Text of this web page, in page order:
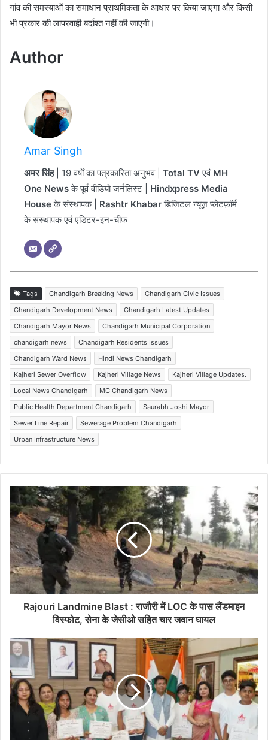
गांव की समस्याओं का समाधान प्राथमिकता के आधार पर किया जाएगा और किसी
भी प्रकार की लापरवाही बर्दाश्त नहीं की जाएगी।
Author
Amar Singh
अमर सिंह| 19 वर्षों का पत्रकारिता अनुभव | Total TVएवं MH
One Newsके पूर्व वीडियो जर्नलिस्ट | Hindxpress Media
Houseके संस्थापक | Rashtr Khabarडिजिटल न्यूज़ प्लेटफ़ॉर्म
के संस्थापक एवं एडिटर-इन-चीफ
Tags Chandigarh Breaking News
Chandigarh Civic Issues
Chandigarh Development News
Chandigarh Latest Updates
Chandigarh Mayor News
Chandigarh Municipal Corporation
chandigarh news
Chandigarh Residents Issues
Chandigarh Ward News
Hindi News Chandigarh
Kajheri Sewer Overflow
Kajheri Village News
Kajheri Village Updates.
Local News Chandigarh
MC Chandigarh News
Public Health Department Chandigarh
Saurabh Joshi Mayor
Sewer Line Repair
Sewerage Problem Chandigarh
Urban Infrastructure News
Rajouri Landmine Blast : राजौरी में LOC के पास लैंडमाइन
विस्फोट, सेना के जेसीओ सहित चार जवान घायल